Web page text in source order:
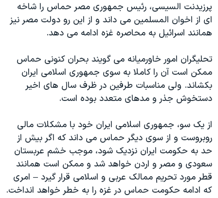
پرزیدنت السیسی، رئیس جمهوری مصر حماس را شاخه
ای از اخوان المسلمین می داند و از این رو دولت مصر نیز
همانند اسرائیل به محاصره غزه ادامه می دهد.
تحلیگران امور خاورمیانه می گویند بحران کنونی حماس
ممکن است آن را کاملا به سوی جمهوری اسلامی ایران
بکشاند. ولی مناسبات طرفین در ظرف سال های اخیر
دستخوش جذر و مدهای متعدد بوده است.
از یک سو، جمهوری اسلامی ایران خود با مشکلات مالی
روبروست و از سوی دیگر حماس می داند که اگر بیش از
حد به حکومت ایران نزدیک شود، موجب خشم عربستان
سعودی و مصر و اردن خواهد شد و ممکن است همانند
قطر مورد تحریم ممالک عربی و اسلامی قرار گیرد – امری
که ادامه حکومت حماس در غزه را به خطر خواهد انداخت.